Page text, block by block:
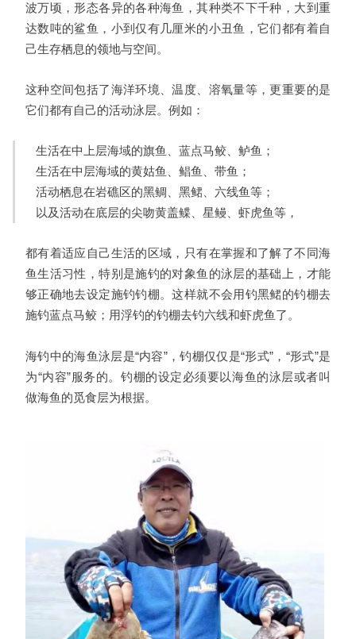
波万顷，形态各异的各种海鱼，其种类不下千种，大到重
达数吨的鲨鱼，小到仅有几厘米的小丑鱼，它们都有着自
己生存栖息的领地与空间。
这种空间包括了海洋环境、温度、溶氧量等，更重要的是
它们都有自己的活动泳层。例如：
生活在中上层海域的旗鱼、蓝点马鲛、鲈鱼；
生活在中层海域的黄姑鱼、鲳鱼、带鱼；
活动栖息在岩礁区的黑鲷、黑鲪、六线鱼等；
以及活动在底层的尖吻黄盖鲽、星鳗、虾虎鱼等，
都有着适应自己生活的区域，只有在掌握和了解了不同海
鱼生活习性，特别是施钓的对象鱼的泳层的基础上，才能
够正确地去设定施钓钓棚。这样就不会用钓黑鲪的钓棚去
施钓蓝点马鲛；用浮钓的钓棚去钓六线和虾虎鱼了。
海钓中的海鱼泳层是“内容”，钓棚仅仅是“形式”，“形式”是
为“内容”服务的。钓棚的设定必须要以海鱼的泳层或者叫
做海鱼的觅食层为根据。